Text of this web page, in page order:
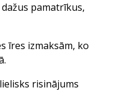
pamatrīkus,
īres izmaksām, ko
risinājums